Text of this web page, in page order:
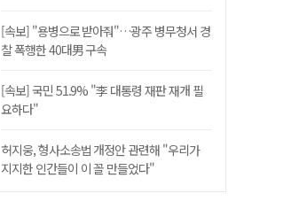
[속보] "용병으로 받아줘"…광주 병무청서 경
찰 폭행한 40대男 구속
[속보] 국민 51.9% "李 대통령 재판 재개 필
요하다"
허지웅, 형사소송법 개정안 관련해 "우리가
지지한 인간들이 이 꼴 만들었다"